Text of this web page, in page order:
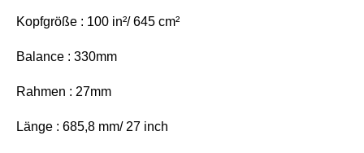
Kopfgröße : 100 in²/ 645 cm²
Balance : 330mm
Rahmen : 27mm
Länge : 685,8 mm/ 27 inch